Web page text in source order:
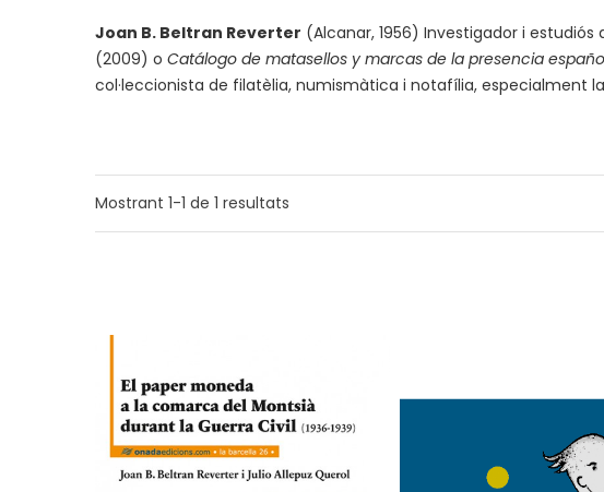
Joan B. Beltran Reverter (Alcanar, 1956) Investigador i estudiós
(2009) o Catálogo de matasellos y marcas de la presencia
col·leccionista de filatèlia, numismàtica i notafília, especialment
Mostrant 1-1 de 1 resultats